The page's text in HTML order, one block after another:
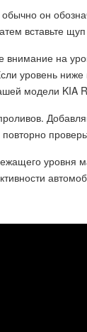
он
вставьте
внимание на
уровень
модели KIA
повторно
уровня